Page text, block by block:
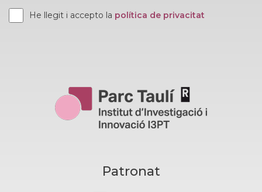
Patronat
He llegit i accepto la política de privacitat